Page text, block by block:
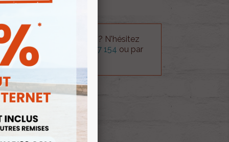
technique sur le produit ? N'hésitez
technique au
0254 277 154 ou par